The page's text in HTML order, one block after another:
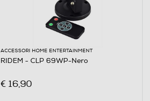
ACCESSORI HOME ENTERTAINMENT
RIDEM - CLP 69WP-Nero
€ 16,90